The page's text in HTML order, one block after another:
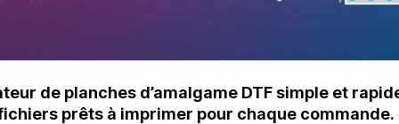
de planches d’amalgame DTF simple et
prêts à imprimer pour chaque commande.